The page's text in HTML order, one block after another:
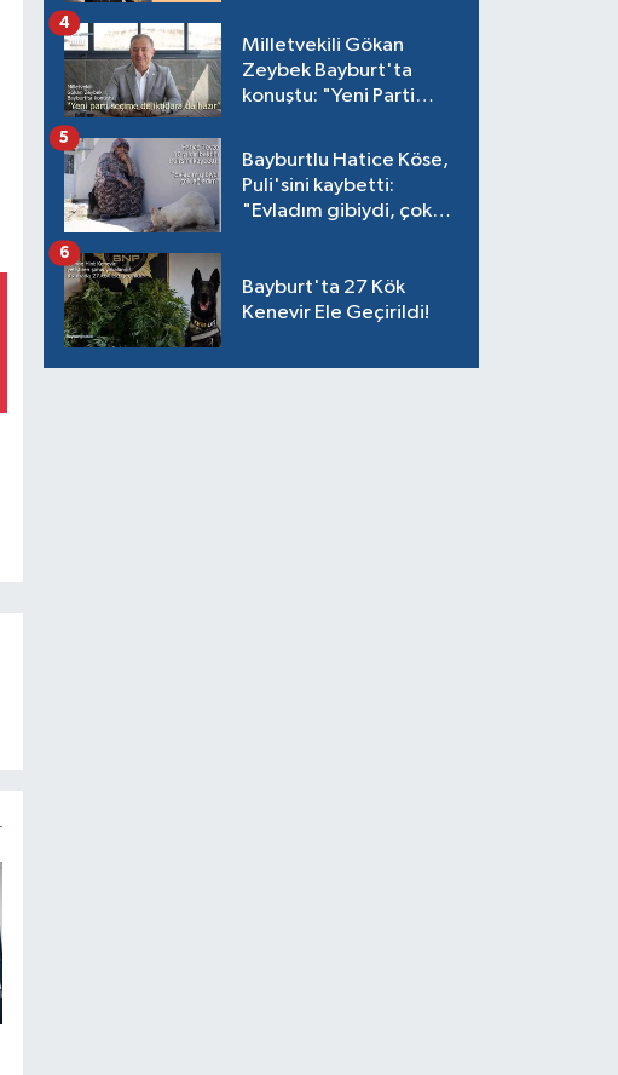
Milletvekili Gökan
Zeybek Bayburt'ta
konuştu: "Yeni Parti
4
Bayburtlu Hatice Köse,
Puli'sini kaybetti:
"Evladım gibiydi, çok
5
Bayburt'ta 27 Kök
Kenevir Ele Geçirildi!
6